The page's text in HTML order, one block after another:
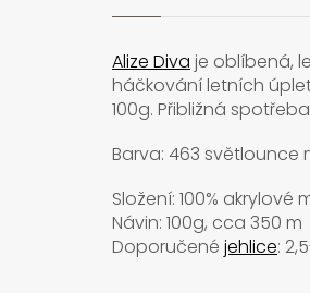
Alize Diva je oblíbená,
háčkování letních
100g. Přibližná
Barva: 463 světlounce
Složení: 100% akrylové
Návin: 100g, cca 350 m
Doporučené jehlice: